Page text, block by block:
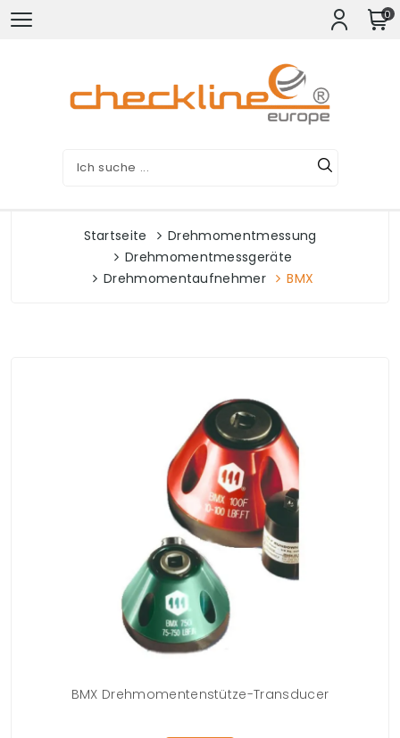
0
Startseite
Drehmomentmessung
Drehmomentmessgeräte
Drehmomentaufnehmer
BMX
BMX Drehmomentenstütze-Transducer